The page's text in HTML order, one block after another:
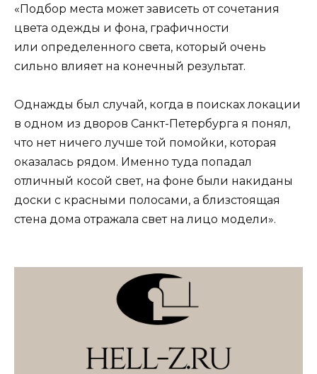
«Подбор места может зависеть от сочетания
цвета одежды и фона, графичности
или определенного света, который очень
сильно влияет на конечный результат.
Однажды был случай, когда в поисках локации
в одном из дворов Санкт-Петербурга я понял,
что нет ничего лучше той помойки, которая
оказалась рядом. Именно туда попадал
отличный косой свет, на фоне были накиданы
доски с красными полосами, а близстоящая
стена дома отражала свет на лицо модели».